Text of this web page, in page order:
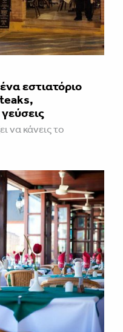
εστιατόριο
να κάνεις το